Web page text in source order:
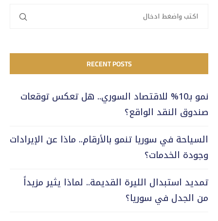
RECENT POSTS
نمو بـ10% للاقتصاد السوري.. هل تعكس توقعات
صندوق النقد الواقع؟
السياحة في سوريا تنمو بالأرقام.. ماذا عن الإيرادات
وجودة الخدمات؟
تمديد استبدال الليرة القديمة.. لماذا يثير مزيداً
من الجدل في سوريا؟